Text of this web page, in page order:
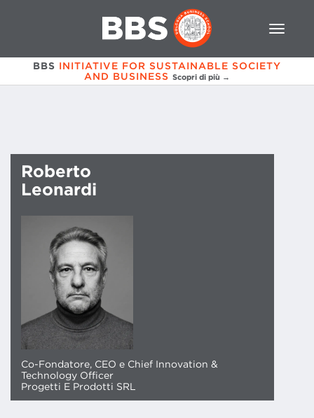
BBS INITIATIVE FOR SUSTAINABLE SOCIETY
AND BUSINESS Scopri di più →
Roberto
Leonardi
Co-Fondatore, CEO e Chief Innovation &
Technology Officer
Progetti E Prodotti SRL